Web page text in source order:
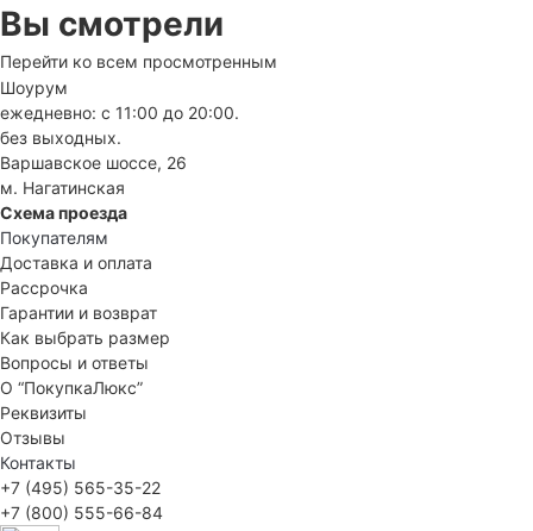
Вы смотрели
Перейти ко всем просмотренным
Шоурум
ежедневно: с 11:00 до 20:00.
без выходных.
Варшавское шоссе, 26
м. Нагатинская
Схема проезда
Покупателям
Доставка и оплата
Рассрочка
Гарантии и возврат
Как выбрать размер
Вопросы и ответы
О “ПокупкаЛюкс”
Реквизиты
Отзывы
Контакты
+7 (495) 565-35-22
+7 (800) 555-66-84